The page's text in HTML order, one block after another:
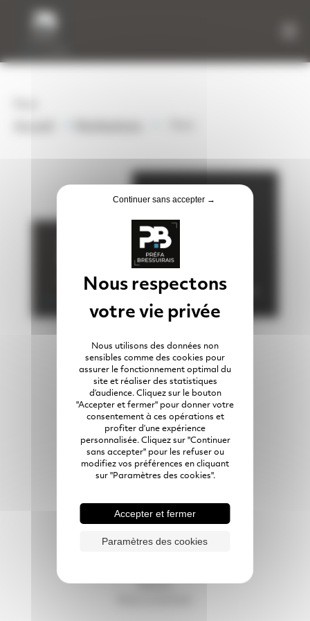
Membres du groupe
SAS PRÉFA BRESSUIRAIS
05 49 65 86 49
7 All. de la Maltière
79300 Bressuire
Préfabrication béton
Réalisations en lumière
Ateliers
Panneau de gestion des cookies
Nous utilisons des données non
sensibles comme des cookies pour
assurer le fonctionnement optimal du
site et réaliser des statistiques
d’audience. Cliquez sur le bouton
"Accepter et fermer" pour donner votre
consentement à ces opérations et
profiter d’une expérience
personnalisée. Cliquez sur "Continuer
sans accepter" pour les refuser ou
modifiez vos préférences en cliquant
sur "Paramètres des cookies".
Accepter et fermer
Continuer sans accepter →
Paramètres des cookies